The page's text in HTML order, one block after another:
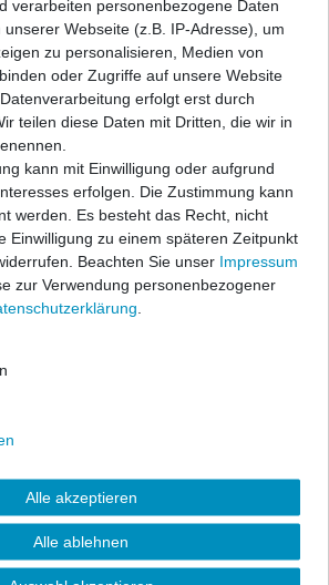
sportlichen Fahrspaß und
Preis-/Leistungsverhältnis.
Dämpfersetup wird mit den
kombiniert zu einem
erfüllt höchste Ansprüche.
sich auf die Federn und
Bauteile können vom vorhandenen
werden, sofern sie nicht beschädigt
Teile auf Anfrage auch gerne mit. In allen
die bewährten ap-Sportfedern in
sowie qualitativ hochwertige
Die Nickbewegung beim Bremsen wird
Seitenneigungen bei Kurvenfahrten
Die abgestimmten Sportfahrwerke
direkte Rückmeldung des Fahrzustandes
Sie sich über eine exzellente Straßenlage,
eine gehörige Portion mehr Dynamik.
und die Federrate wurden im
optimiert. Die unmittelbar
haben gegenüber dem Serienfahrwerk
verarbeiten personenbezogene Daten
Webseite (z.B. IP-Adresse), um
zu personalisieren, Medien von
oder Zugriffe auf unsere Website
erfolgt erst durch
teilen diese Daten mit Dritten, die wir in
kann mit Einwilligung oder aufgrund
erfolgen. Die Zustimmung kann
werden. Es besteht das Recht, nicht
Einwilligung zu einem späteren Zeitpunkt
Beachten Sie unser Impressum
zur Verwendung personenbezogener
Alle akzeptieren
Alle ablehnen